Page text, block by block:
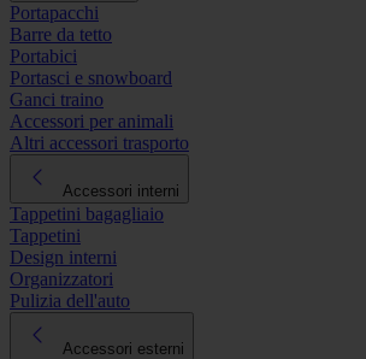
Portapacchi
Barre da tetto
Portabici
Portasci e snowboard
Ganci traino
Accessori per animali
Altri accessori trasporto
Accessori interni
Tappetini bagagliaio
Tappetini
Design interni
Organizzatori
Pulizia dell'auto
Accessori esterni